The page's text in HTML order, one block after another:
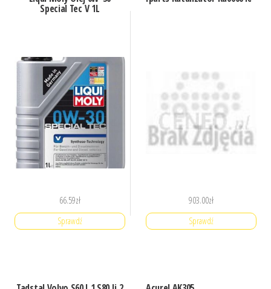
Special Tec V 1L
66.59zł
Sprawdź
903.00zł
Sprawdź